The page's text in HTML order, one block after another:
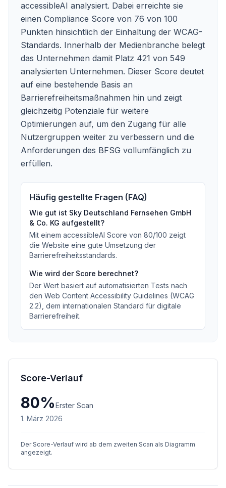
accessibleAI analysiert. Dabei erreichte sie
einen Compliance Score von 76 von 100
Punkten hinsichtlich der Einhaltung der WCAG-
Standards. Innerhalb der Medienbranche belegt
das Unternehmen damit Platz 421 von 549
analysierten Unternehmen. Dieser Score deutet
auf eine bestehende Basis an
Barrierefreiheitsmaßnahmen hin und zeigt
gleichzeitig Potenziale für weitere
Optimierungen auf, um den Zugang für alle
Nutzergruppen weiter zu verbessern und die
Anforderungen des BFSG vollumfänglich zu
erfüllen.
Häufig gestellte Fragen (FAQ)
Wie gut ist Sky Deutschland Fernsehen GmbH
& Co. KG aufgestellt?
Mit einem accessibleAI Score von 80/100 zeigt
die Website eine gute Umsetzung der
Barrierefreiheitsstandards.
Wie wird der Score berechnet?
Der Wert basiert auf automatisierten Tests nach
den Web Content Accessibility Guidelines (WCAG
2.2), dem internationalen Standard für digitale
Barrierefreiheit.
Score-Verlauf
80%Erster Scan
1. März 2026
Der Score-Verlauf wird ab dem zweiten Scan als Diagramm
angezeigt.